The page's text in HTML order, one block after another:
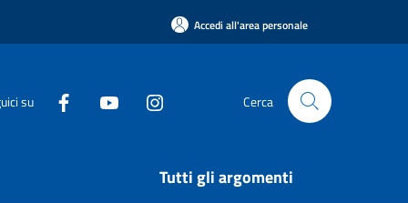
Accedi all'area personale
su Cerca
Tutti gli argomenti